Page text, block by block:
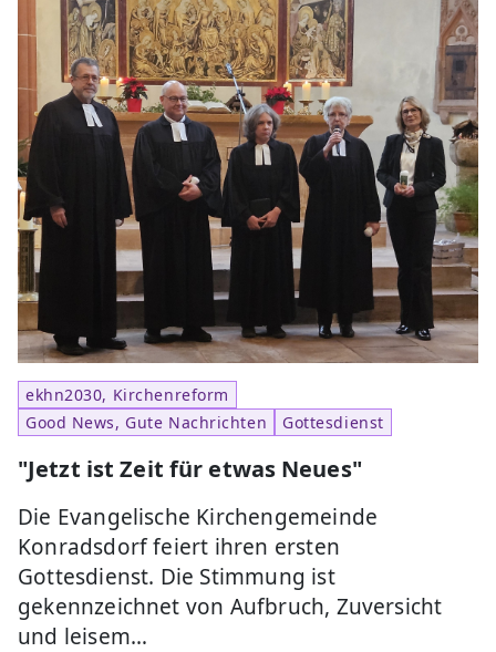
ekhn2030, Kirchenreform
Good News, Gute Nachrichten
Gottesdienst
"Jetzt ist Zeit für etwas Neues"
Die Evangelische Kirchengemeinde
Konradsdorf feiert ihren ersten
Gottesdienst. Die Stimmung ist
gekennzeichnet von Aufbruch, Zuversicht
und leisem…